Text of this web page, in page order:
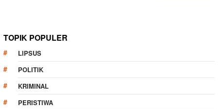
TOPIK POPULER
LIPSUS
POLITIK
KRIMINAL
PERISTIWA